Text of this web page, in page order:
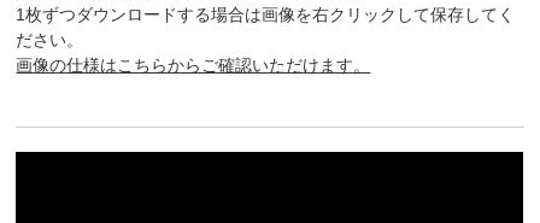
1枚ずつダウンロードする場合は画像を右クリックして保存してく
ださい。
画像の仕様はこちらからご確認いただけます。